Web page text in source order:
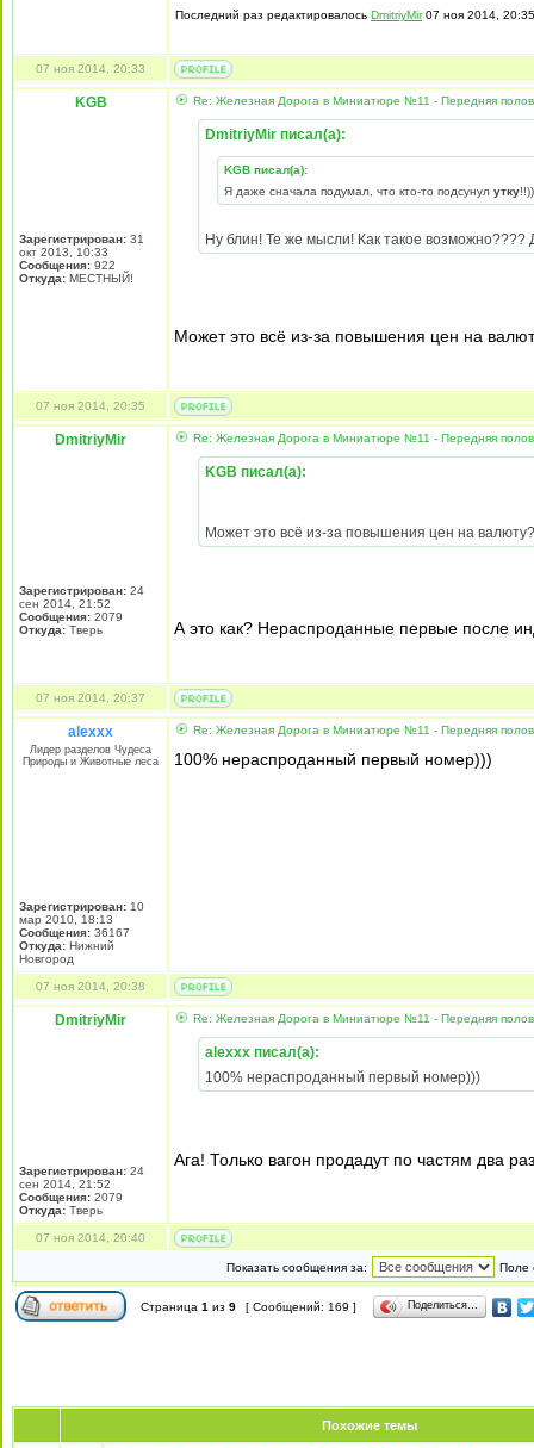
Последний раз редактировалось DmitriyMir07 ноя 2014,
07 ноя 2014, 20:33
KGB
Зарегистрирован: 31
окт 2013, 10:33
Сообщения: 922
Откуда: МЕСТНЫЙ!
Re: Железная Дорога в Миниатюре №11 - Передняя
DmitriyMir писал(а):
KGB писал(а):
Я даже сначала подумал, что кто-то подсунул утку!!))
Ну блин! Те же мысли! Как такое возможно????
Может это всё из-за повышения цен на
07 ноя 2014, 20:35
DmitriyMir
Зарегистрирован: 24
сен 2014, 21:52
Сообщения: 2079
Откуда: Тверь
Re: Железная Дорога в Миниатюре №11 - Передняя
KGB писал(а):
Может это всё из-за повышения цен на
А это как? Нераспроданные первые после
07 ноя 2014, 20:37
alexxx
Лидер разделов Чудеса
Природы и Животные леса
Зарегистрирован: 10
мар 2010, 18:13
Сообщения: 36167
Откуда: Нижний
Новгород
Re: Железная Дорога в Миниатюре №11 - Передняя
100% нераспроданный первый номер)))
07 ноя 2014, 20:38
DmitriyMir
Зарегистрирован: 24
сен 2014, 21:52
Сообщения: 2079
Откуда: Тверь
Re: Железная Дорога в Миниатюре №11 - Передняя
alexxx писал(а):
100% нераспроданный первый номер)))
Ага! Только вагон продадут по частям два
07 ноя 2014, 20:40
Показать сообщения за: Поле
Страница 1 из 9 [ Сообщений: 169 ] Поделиться…
Похожие темы